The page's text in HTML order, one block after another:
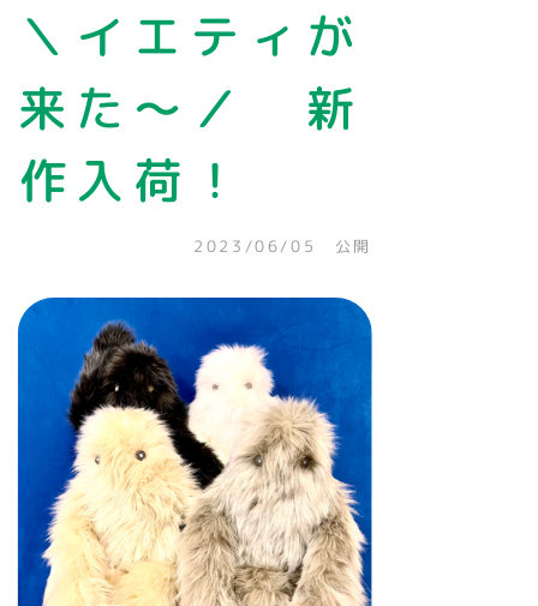
＼イエティが
来た〜／ 新
作入荷！
2023/06/05 公開